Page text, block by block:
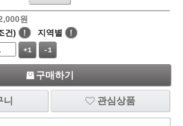
원
건) ! 지역별
!
+1 -1
구매하기
니 관심상품